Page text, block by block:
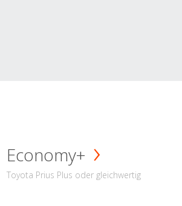
Economy+
Toyota Prius Plus oder gleichwertig